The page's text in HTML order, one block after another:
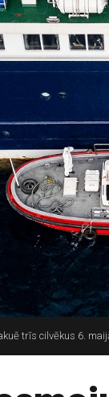
trīs cilvēkus 6.